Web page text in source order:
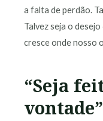
a falta de perdão.
Talvez seja o
cresce onde nosso
“Seja
vontade”